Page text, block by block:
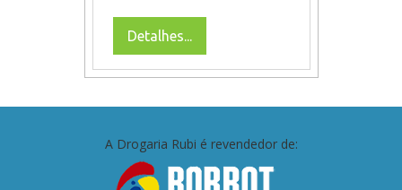
Detalhes...
A Drogaria Rubi é revendedor de: